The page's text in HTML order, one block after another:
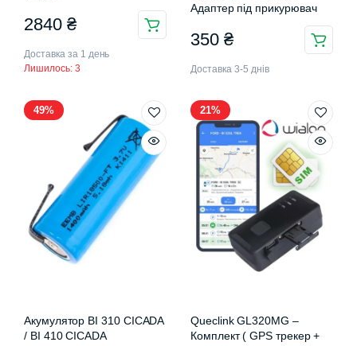
2840 ₴
Доставка за 1 день
Лишилось: 3
Адаптер під прикурювач
350 ₴
Доставка 3-5 днів
49%
Акумулятор BI 310 CICADA
/ BI 410 CICADA
21%
Queclink GL320MG –
Комплект ( GPS трекер +